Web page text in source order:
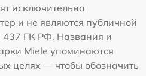
исключительно
и не являются публичной
437 ГК РФ. Названия и
Miele упоминаются
целях — чтобы обозначить